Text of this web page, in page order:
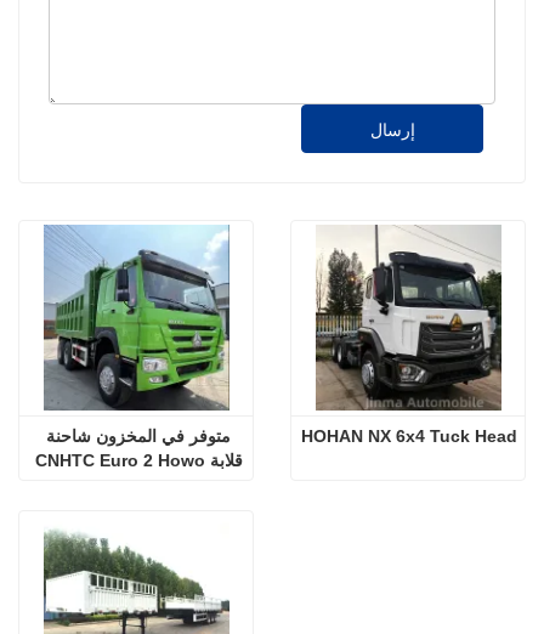
إرسال
HOHAN NX 6x4 Tuck Head